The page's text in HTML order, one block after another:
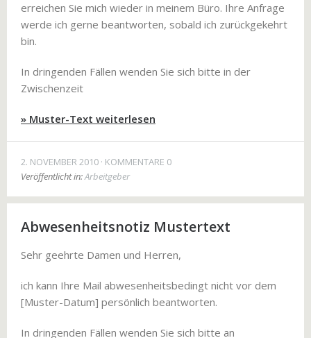
erreichen Sie mich wieder in meinem Büro. Ihre Anfrage
werde ich gerne beantworten, sobald ich zurückgekehrt
bin.
In dringenden Fällen wenden Sie sich bitte in der
Zwischenzeit
» Muster-Text weiterlesen
2. NOVEMBER 2010 KOMMENTARE 0
Veröffentlicht in:Arbeitgeber
Abwesenheitsnotiz Mustertext
Sehr geehrte Damen und Herren,
ich kann Ihre Mail abwesenheitsbedingt nicht vor dem
[Muster-Datum] persönlich beantworten.
In dringenden Fällen wenden Sie sich bitte an